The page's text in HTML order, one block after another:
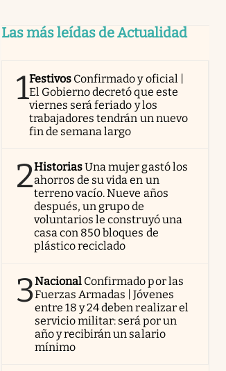
Las más leídas de Actualidad
1Festivos Confirmado y oficial |
El Gobierno decretó que este
viernes será feriado y los
trabajadores tendrán un nuevo
fin de semana largo
2HistoriasUna mujer gastó los
ahorros de su vida en un
terreno vacío. Nueve años
después, un grupo de
voluntarios le construyó una
casa con 850 bloques de
plástico reciclado
3Nacional Confirmado por las
Fuerzas Armadas | Jóvenes
entre 18 y 24 deben realizar el
servicio militar: será por un
año y recibirán un salario
mínimo